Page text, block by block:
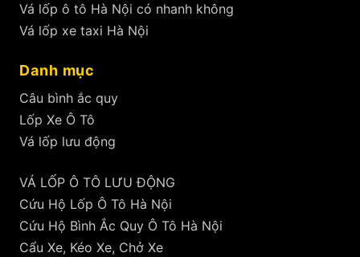
Vá lốp ô tô Hà Nội có nhanh không
Vá lốp xe taxi Hà Nội
Danh mục
Câu bình ắc quy
Lốp Xe Ô Tô
Vá lốp lưu động
VÁ LỐP Ô TÔ LƯU ĐỘNG
Cứu Hộ Lốp Ô Tô Hà Nội
Cứu Hộ Bình Ắc Quy Ô Tô Hà Nội
Cẩu Xe, Kéo Xe, Chở Xe